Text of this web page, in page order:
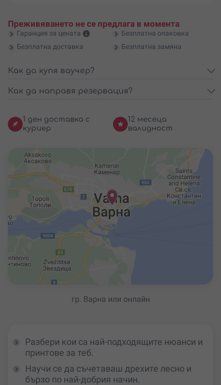
Преживяването не се предлага в момента
Гаранция за цената
Безплатна опаковка
Безплатна доставка
Безплатна замяна
Как да купя ваучер?
Как да направя резервация?
1 ден доставка с
куриер
12 месеца
валидност
гр. Варна или онлайн
Разбери кои са най-подходящите нюанси и
принтове за теб.
Научи се да съчетаваш дрехите лесно и
бързо по най-добрия начин.